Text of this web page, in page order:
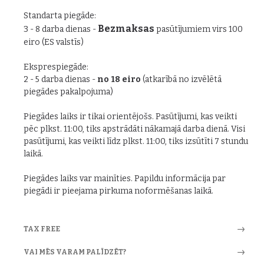
Standarta piegāde:
3 - 8 darba dienas - Bezmaksas pasūtījumiem virs 100
eiro (ES valstīs)
Eksprespiegāde:
2 - 5 darba dienas - no 18 eiro (atkarībā no izvēlētā
piegādes pakalpojuma)
Piegādes laiks ir tikai orientējošs. Pasūtījumi, kas veikti
pēc plkst. 11:00, tiks apstrādāti nākamajā darba dienā. Visi
pasūtījumi, kas veikti līdz plkst. 11:00, tiks izsūtīti 7 stundu
laikā.
Piegādes laiks var mainīties. Papildu informācija par
piegādi ir pieejama pirkuma noformēšanas laikā.
TAX FREE
VAI MĒS VARAM PALĪDZĒT?